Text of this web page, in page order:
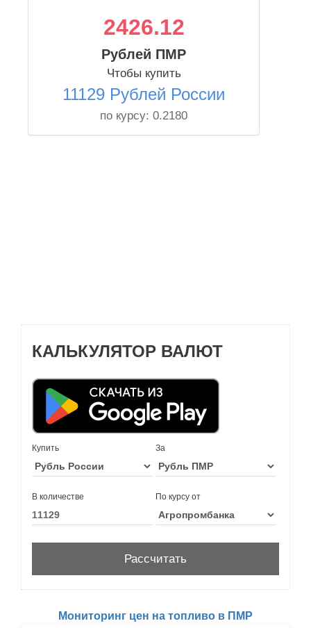
2426.12
Рублей ПМР
Чтобы купить
11129 Рублей России
по курсу: 0.2180
КАЛЬКУЛЯТОР ВАЛЮТ
Купить За
В количестве По курсу от
Мониторинг цен на топливо в ПМР